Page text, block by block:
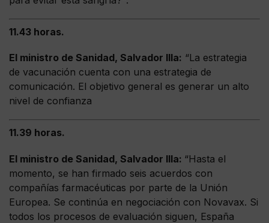
11.43 horas.
El ministro de Sanidad, Salvador Illa: “La estrategia
de vacunación cuenta con una estrategia de
comunicación. El objetivo general es generar un alto
nivel de confianza
11.39 horas.
El ministro de Sanidad, Salvador Illa: “Hasta el
momento, se han firmado seis acuerdos con
compañías farmacéuticas por parte de la Unión
Europea. Se continúa en negociación con Novavax. Si
todos los procesos de evaluación siguen, España